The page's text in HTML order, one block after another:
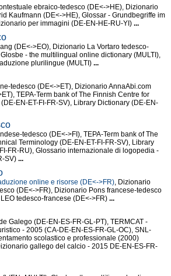
ebraico-tedesco (DE<->HE), Dizionario
Kaufmann (DE<->HE), Glossar - Grundbegriffe im
per immagini (DE-EN-HE-RU-YI) ...
(DE<->EO), Dizionario La Vortaro tedesco-
- the multilingual online dictionary (MULTI),
plurilingue (MULTI) ...
tedesco (DE<->ET), Dizionario AnnaAbi.com
TEPA-Term bank of The Finnish Centre for
EN-ET-FI-FR-SV), Library Dictionary (DE-EN-
tedesco (DE<->FI), TEPA-Term bank of The
Terminology (DE-EN-ET-FI-FR-SV), Library
FR-RU), Glossario internazionale di logopedia -
SV) ...
online e risorse (DE<->FR), Dizionario
(DE<->FR), Dizionario Pons francese-tedesco
tedesco-francese (DE<->FR) ...
Galego (DE-EN-ES-FR-GL-PT), TERMCAT -
- 2005 (CA-DE-EN-ES-FR-GL-OC), SNL-
scolastico e professionale (2000)
gallego del calcio - 2015 DE-EN-ES-FR-